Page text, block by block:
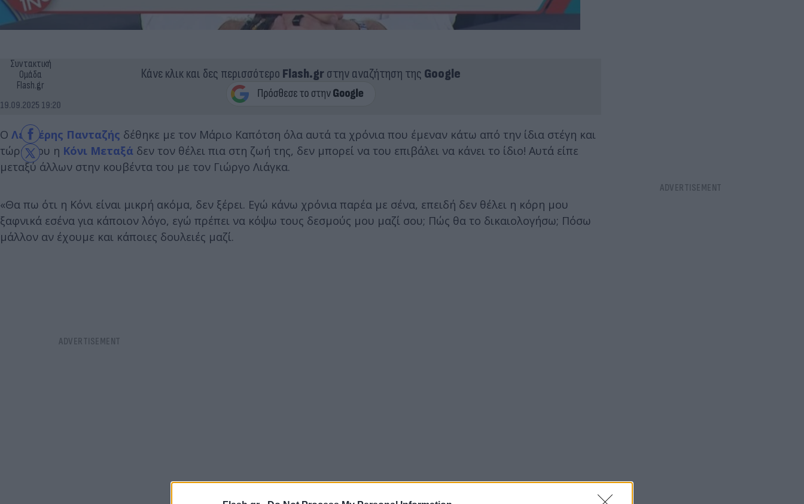
Συντακτική
Ομάδα
Flash.gr
19.09.2025 19:20
Κάνε κλικ και δες περισσότερο Flash.grστην αναζήτηση της Google
Ο Λευτέρης Πανταζής δέθηκε με τον Μάριο Καπότση όλα αυτά τα χρόνια που έμεναν κάτω από την ίδια στέγη και
τώρα που η Κόνι Μεταξά δεν τον θέλει πια στη ζωή της, δεν μπορεί να του επιβάλει να κάνει το ίδιο! Αυτά είπε
μεταξύ άλλων στην κουβέντα του με τον Γιώργο Λιάγκα.
«Θα πω ότι η Κόνι είναι μικρή ακόμα, δεν ξέρει. Εγώ κάνω χρόνια παρέα με σένα, επειδή δεν θέλει η κόρη μου
ξαφνικά εσένα για κάποιον λόγο, εγώ πρέπει να κόψω τους δεσμούς μου μαζί σου; Πώς θα το δικαιολογήσω; Πόσω
μάλλον αν έχουμε και κάποιες δουλειές μαζί.